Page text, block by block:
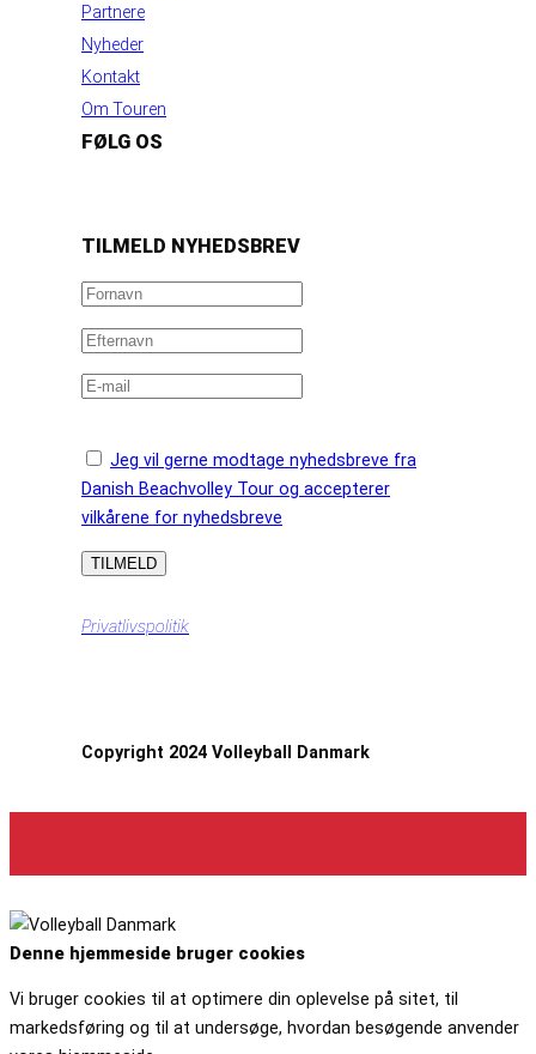
Partnere
Nyheder
Kontakt
Om Touren
FØLG OS
TILMELD NYHEDSBREV
Jeg vil gerne modtage nyhedsbreve fra
Danish Beachvolley Tour og accepterer
vilkårene for nyhedsbreve
Privatlivspolitik
Copyright 2024 Volleyball Danmark
Denne hjemmeside bruger cookies
Vi bruger cookies til at optimere din oplevelse på sitet, til
markedsføring og til at undersøge, hvordan besøgende anvender